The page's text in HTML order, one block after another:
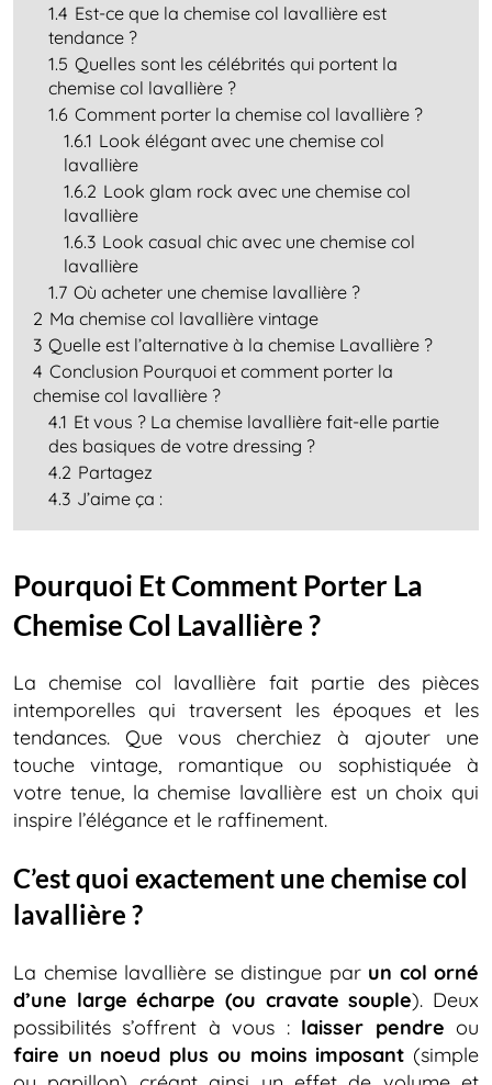
1.4 Est-ce que la chemise col lavallière est
tendance ?
1.5 Quelles sont les célébrités qui portent la
chemise col lavallière ?
1.6 Comment porter la chemise col lavallière ?
1.6.1 Look élégant avec une chemise col
lavallière
1.6.2 Look glam rock avec une chemise col
lavallière
1.6.3 Look casual chic avec une chemise col
lavallière
1.7 Où acheter une chemise lavallière ?
2 Ma chemise col lavallière vintage
3 Quelle est l’alternative à la chemise Lavallière ?
4 Conclusion Pourquoi et comment porter la
chemise col lavallière ?
4.1 Et vous ? La chemise lavallière fait-elle partie
des basiques de votre dressing ?
4.2 Partagez
4.3 J’aime ça :
Pourquoi Et Comment Porter La
Chemise Col Lavallière ?
La chemise col lavallière fait partie des pièces
intemporelles qui traversent les époques et les
tendances. Que vous cherchiez à ajouter une
touche vintage, romantique ou sophistiquée à
votre tenue, la chemise lavallière est un choix qui
inspire l’élégance et le raffinement.
C’est quoi exactement une chemise col
lavallière ?
La chemise lavallière se distingue par un col orné
d’une large écharpe (ou cravate souple). Deux
possibilités s’offrent à vous : laisser pendre ou
faire un noeud plus ou moins imposant (simple